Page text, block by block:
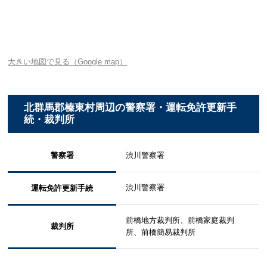
大きい地図で見る（Google map）
北群馬郡榛東村周辺の警察署・運転免許更新手
続・裁判所
警察署 渋川警察署
運転免許更新手続 渋川警察署
裁判所
前橋地方裁判所、前橋家庭裁判
所、前橋簡易裁判所